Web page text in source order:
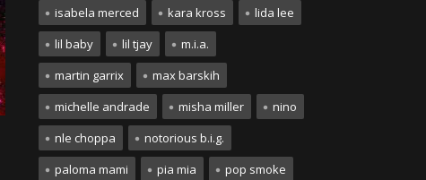
isabela merced
kara kross
lida lee
lil baby
lil tjay
m.i.a.
martin garrix
max barskih
michelle andrade
misha miller
nino
nle choppa
notorious b.i.g.
paloma mami
pia mia
pop smoke